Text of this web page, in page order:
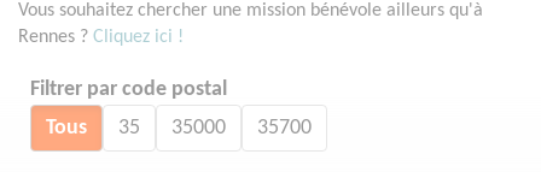
Vous souhaitez chercher une mission bénévole ailleurs qu'à
Rennes ? Cliquez ici !
Filtrer par code postal
Tous 35 35000 35700